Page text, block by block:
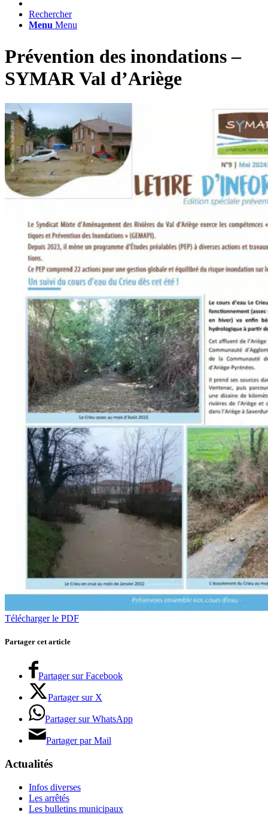
Rechercher
Menu Menu
Prévention des inondations –
SYMAR Val d’Ariège
Télécharger le PDF
Partager cet article
Partager sur Facebook
Partager sur X
Partager sur WhatsApp
Partager par Mail
Actualités
Infos diverses
Les arrêtés
Les bulletins municipaux